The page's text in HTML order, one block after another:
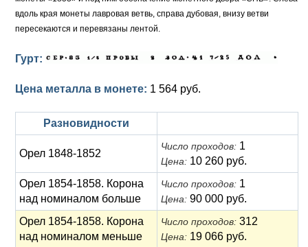
Для Речи Посполитой
вдоль края монеты лавровая ветвь, справа дубовая, внизу ветви
пересекаются и перевязаны лентой.
Гурт:
Цена металла в монете: 1 564 руб.
Разновидности
Орел 1848-1852
Число проходов: 1
Цена: 10 260 руб.
Орел 1854-1858. Корона
над номиналом больше
Число проходов: 1
Цена: 90 000 руб.
Орел 1854-1858. Корона
над номиналом меньше
Число проходов: 312
Цена: 19 066 руб.